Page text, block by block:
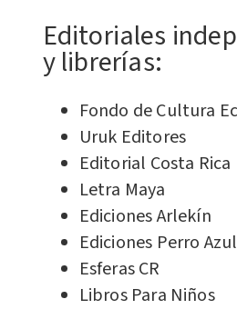
Editoriales
y librerías:
Fondo de Cultura
Uruk Editores
Editorial Costa Rica
Letra Maya
Ediciones Arlekín
Ediciones Perro Azul
Esferas CR
Libros Para Niños